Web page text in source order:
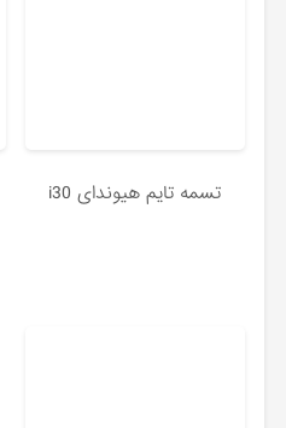
تسمه تایم هیوندای i30